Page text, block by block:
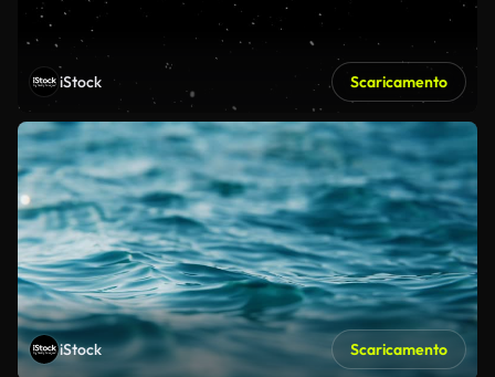
iStock Scaricamento
iStock Scaricamento